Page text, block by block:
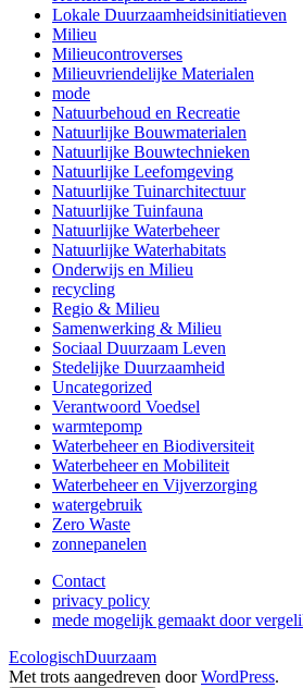
Lokale Duurzaamheidsinitiatieven
Milieu
Milieucontroverses
Milieuvriendelijke Materialen
mode
Natuurbehoud en Recreatie
Natuurlijke Bouwmaterialen
Natuurlijke Bouwtechnieken
Natuurlijke Leefomgeving
Natuurlijke Tuinarchitectuur
Natuurlijke Tuinfauna
Natuurlijke Waterbeheer
Natuurlijke Waterhabitats
Onderwijs en Milieu
recycling
Regio & Milieu
Samenwerking & Milieu
Sociaal Duurzaam Leven
Stedelijke Duurzaamheid
Uncategorized
Verantwoord Voedsel
warmtepomp
Waterbeheer en Biodiversiteit
Waterbeheer en Mobiliteit
Waterbeheer en Vijverzorging
watergebruik
Zero Waste
zonnepanelen
Contact
privacy policy
mede mogelijk gemaakt door
EcologischDuurzaam
Met trots aangedreven doorWordPress.